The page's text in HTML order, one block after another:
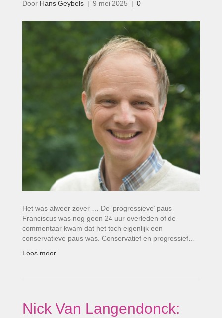
Door Hans Geybels | 9 mei 2025 | 0
Het was alweer zover … De ‘progressieve’ paus
Franciscus was nog geen 24 uur overleden of de
commentaar kwam dat het toch eigenlijk een
conservatieve paus was. Conservatief en progressief…
Lees meer
Nick Van Langendonck: